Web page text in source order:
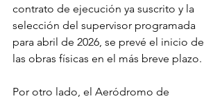
contrato de ejecución ya suscrito y la
selección del supervisor programada
para abril de 2026, se prevé el inicio de
las obras físicas en el más breve plazo.
Por otro lado, el Aeródromo de